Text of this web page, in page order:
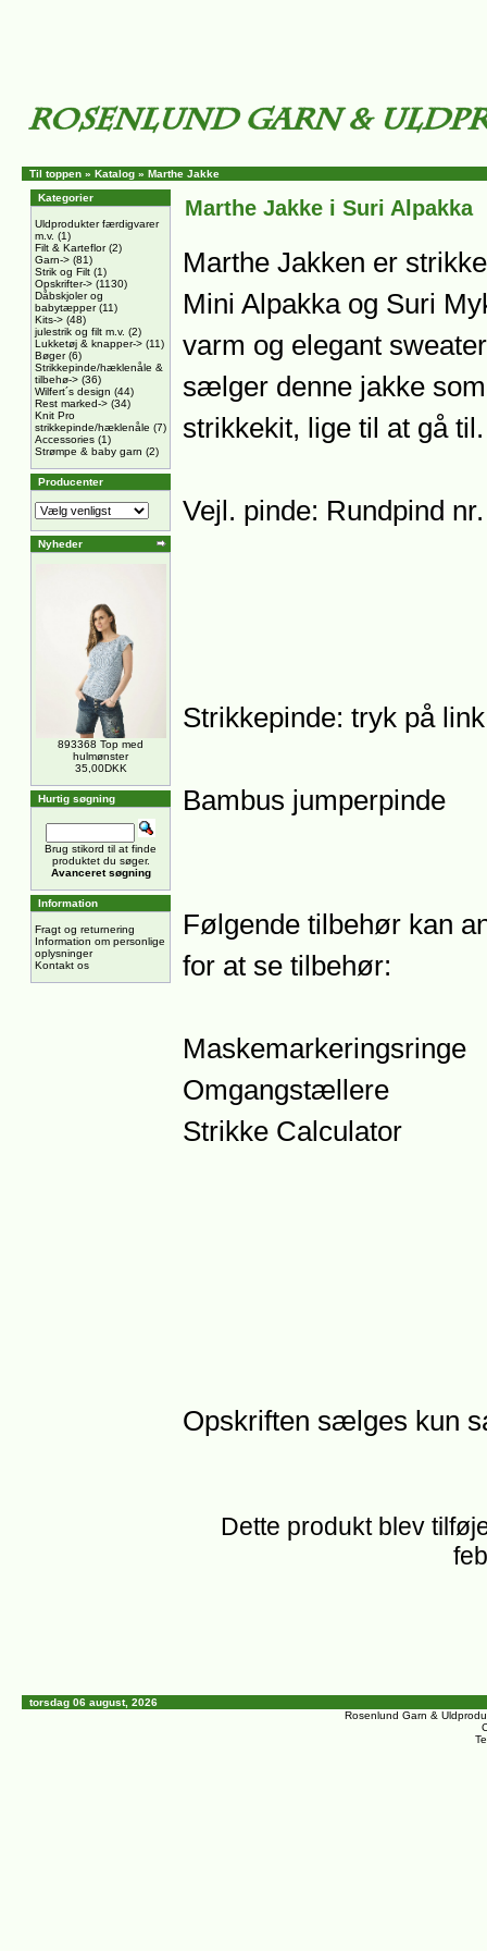
Til toppen » Katalog » Marthe Jakke
Kategorier
Uldprodukter færdigvarer
m.v. (1)
Filt & Karteflor(2)
Garn-> (81)
Strik og Filt (1)
Opskrifter-> (1130)
Dåbskjoler og
babytæpper(11)
Kits-> (48)
julestrik og filt m.v. (2)
Lukketøj & knapper-> (11)
Bøger(6)
Strikkepinde/hæklenåle &
tilbehø-> (36)
Wilfert´s design (44)
Rest marked-> (34)
Knit Pro
strikkepinde/hæklenåle (7)
Accessories (1)
Strømpe & baby garn (2)
Producenter
Nyheder
893368 Top med
hulmønster
35,00DKK
Hurtig søgning
Brug stikord til at finde
produktet du søger.
Avanceret søgning
Information
Fragt og returnering
Information om personlige
oplysninger
Kontakt os
Marthe Jakke i Suri Alpakka
Marthe Jakken er
Mini Alpakka og Suri
varm og elegant
sælger denne jakke
strikkekit, lige til at gå til.
Vejl. pinde: Rundpind
Strikkepinde: tryk på
Bambus jumperpinde
Følgende tilbehør kan
for at se tilbehør:
Maskemarkeringsringe
Omgangstællere
Strikke Calculator
Opskriften sælges kun
Dette produkt blev
torsdag 06 august, 2026
Rosenlund Garn &